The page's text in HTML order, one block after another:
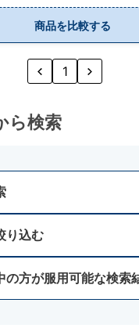
商品を比較する
1
ら検索
り込む